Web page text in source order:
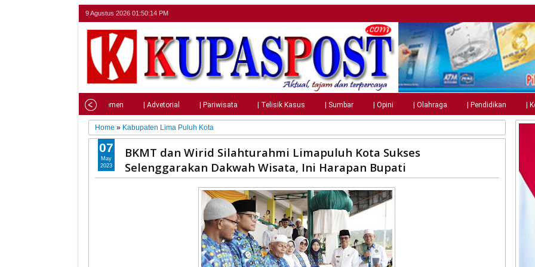
9 Agustus 2026 01:50:15 PM
| Parlemen | Advetorial | Pariwisata | Telisik Kasus | Sumbar | Opini | Olahraga | Pendidikan |
Home » Kabupaten Lima Puluh Kota
BKMT dan Wirid Silahturahmi Limapuluh Kota Sukses
Selenggarakan Dakwah Wisata, Ini Harapan Bupati
07
May
2023